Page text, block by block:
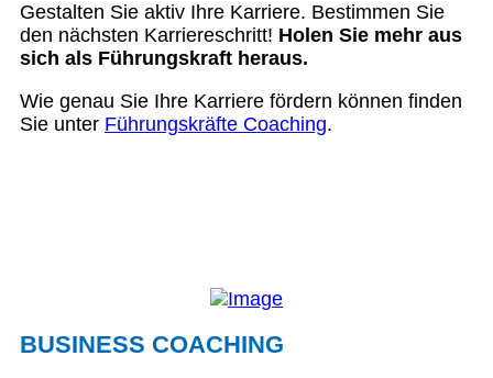
Gestalten Sie aktiv Ihre Karriere. Bestimmen Sie
den nächsten Karriereschritt! Holen Sie mehr aus
sich als Führungskraft heraus.
Wie genau Sie Ihre Karriere fördern können finden
Sie unter Führungskräfte Coaching.
BUSINESS COACHING